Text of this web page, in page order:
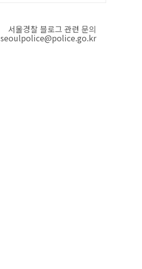
서울경찰 블로그 관련 문의
seoulpolice@police.go.kr